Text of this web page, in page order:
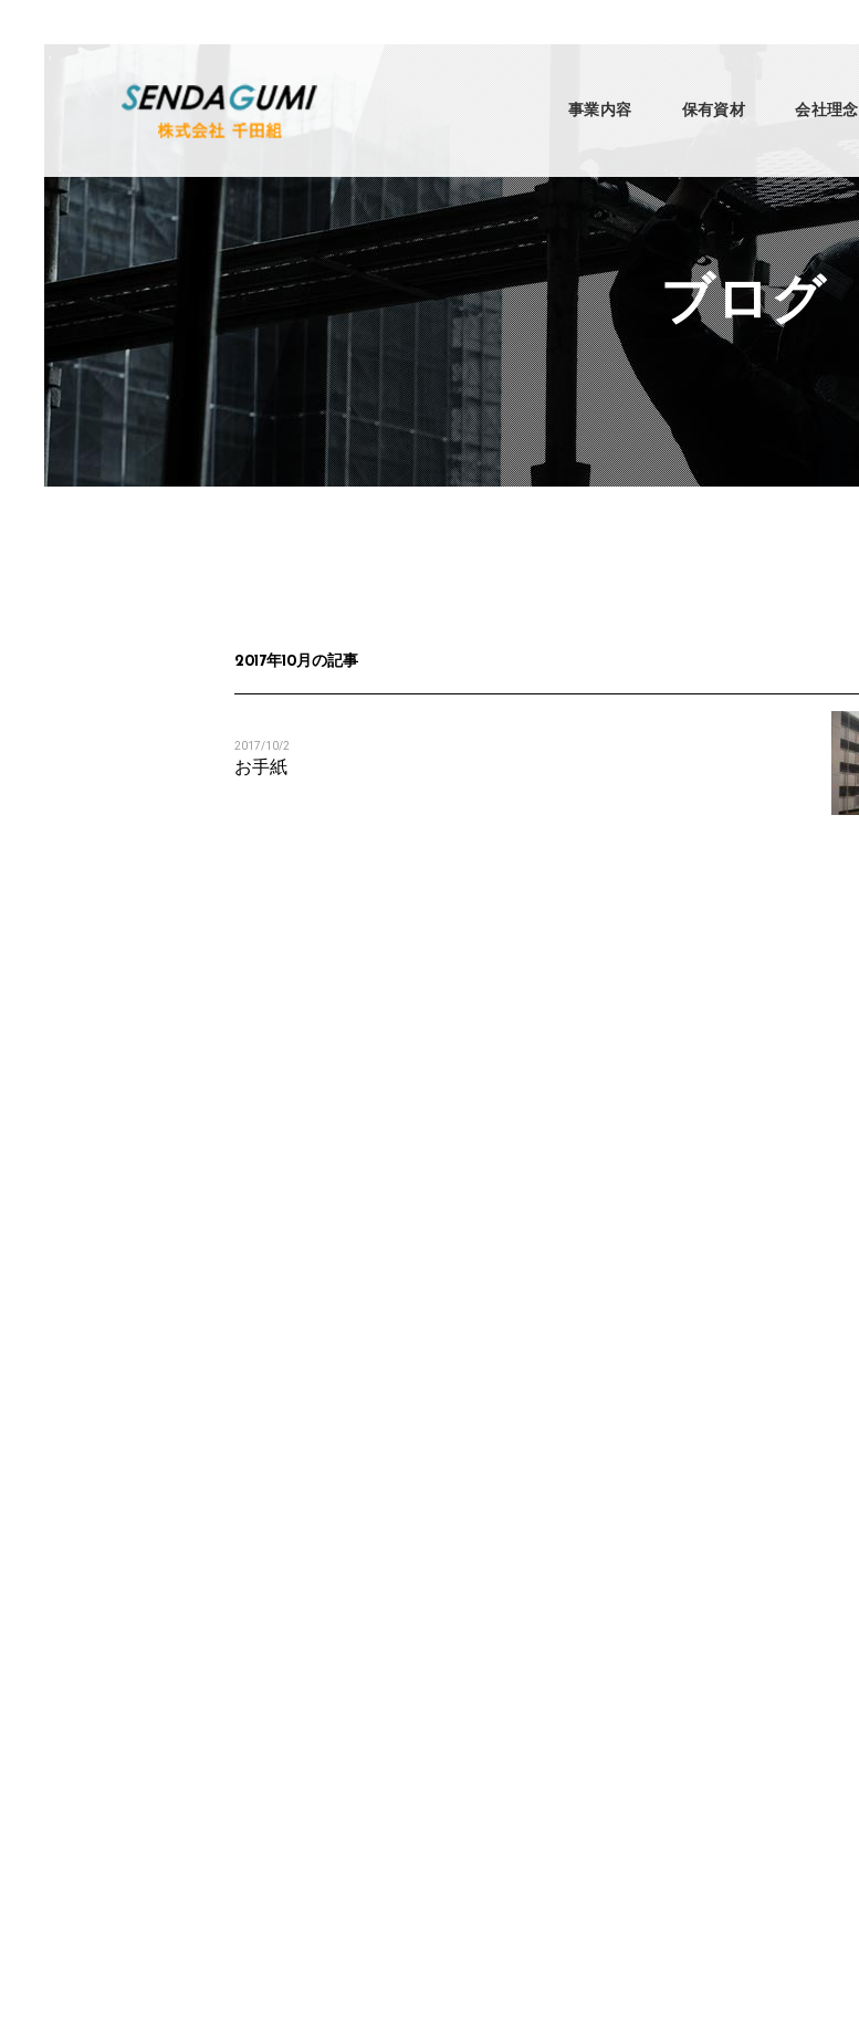
ブログ
2017年10月の記事
2017/10/2
お手紙
事業内容 保有資材 会社理念